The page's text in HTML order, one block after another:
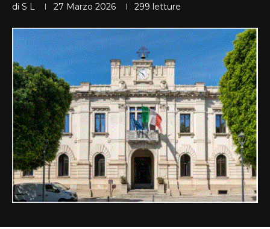
di S L 27 Marzo 2026 299 letture